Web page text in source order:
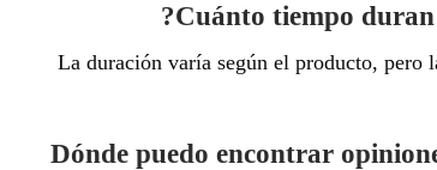
La duración varía según el producto, pero
¿Dónde puedo encontrar